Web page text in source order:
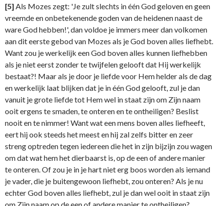
[5] Als Mozes zegt: 'Je zult slechts in één God geloven en geen
vreemde en onbetekenende goden van de heidenen naast de
ware God hebben!', dan voldoe je immers meer dan volkomen
aan dit eerste gebod van Mozes als je God boven alles liefhebt.
Want zou je werkelijk een God boven alles kunnen liefhebben
als je niet eerst zonder te twijfelen gelooft dat Hij werkelijk
bestaat?! Maar als je door je liefde voor Hem helder als de dag
en werkelijk laat blijken dat je in één God gelooft, zul je dan
vanuit je grote liefde tot Hem wel in staat zijn om Zijn naam
ooit ergens te smaden, te onteren en te ontheiligen? Beslist
nooit en te nimmer! Want wat een mens boven alles liefheeft,
eert hij ook steeds het meest en hij zal zelfs bitter en zeer
streng optreden tegen iedereen die het in zijn bijzijn zou wagen
om dat wat hem het dierbaarst is, op de een of andere manier
te onteren. Of zou je in je hart niet erg boos worden als iemand
je vader, die je buitengewoon liefhebt, zou onteren? Als je nu
echter God boven alles liefhebt, zul je dan wel ooit in staat zijn